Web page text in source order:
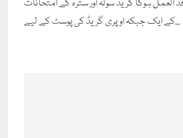
21 ستمبر 2025 سے نافذ العمل ہوگا گریڈ سولہ اور سترہ کے امتحانات
کے ایک جبکہ اوپری گریڈ کی پوسٹ کے لیے...